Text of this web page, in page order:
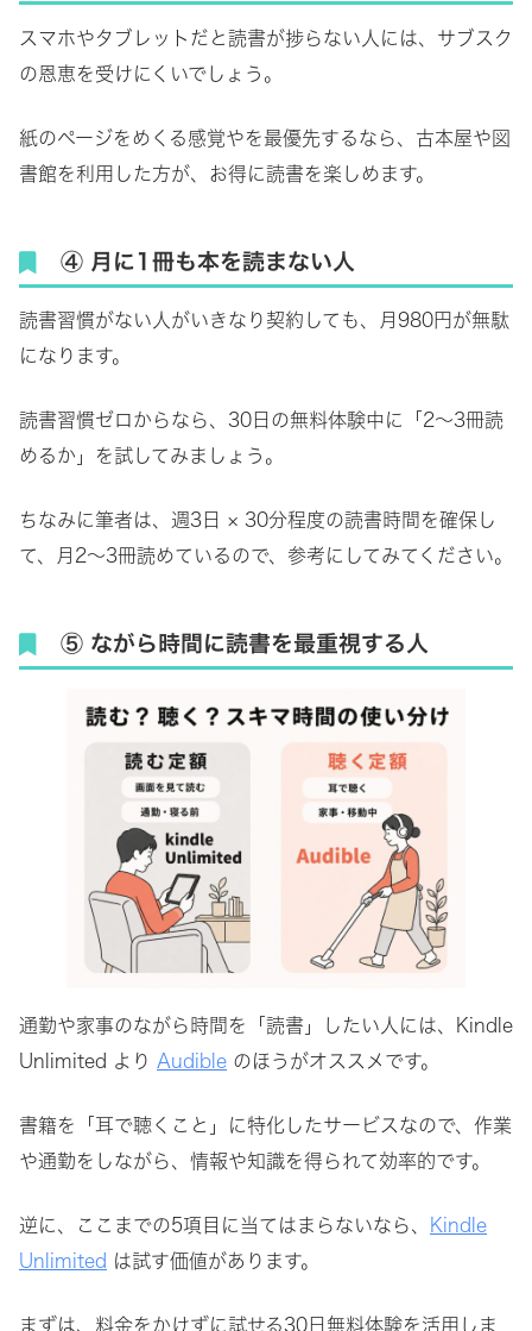
スマホやタブレットだと読書が捗らない人には、サブスク
の恩恵を受けにくいでしょう。
紙のページをめくる感覚やを最優先するなら、古本屋や図
書館を利用した方が、お得に読書を楽しめます。
④ 月に1冊も本を読まない人
読書習慣がない人がいきなり契約しても、月980円が無駄
になります。
読書習慣ゼロからなら、30日の無料体験中に「2〜3冊読
めるか」を試してみましょう。
ちなみに筆者は、週3日 × 30分程度の読書時間を確保し
て、月2～3冊読めているので、参考にしてみてください。
⑤ ながら時間に読書を最重視する人
通勤や家事のながら時間を「読書」したい人には、Kindle
Unlimited より Audible のほうがオススメです。
書籍を「耳で聴くこと」に特化したサービスなので、作業
や通勤をしながら、情報や知識を得られて効率的です。
逆に、ここまでの5項目に当てはまらないなら、
Kindle
Unlimited は試す価値があります。
まずは、料金をかけずに試せる30日無料体験を活用しま